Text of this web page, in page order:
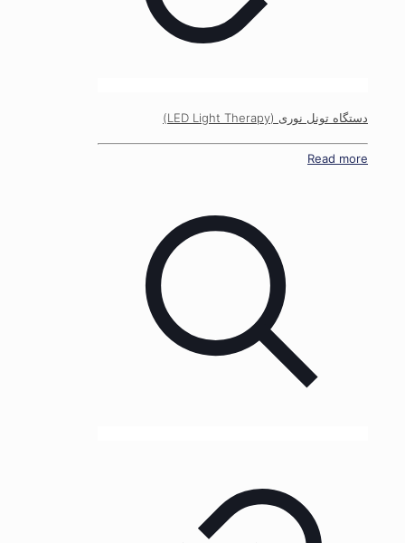
دستگاه تونل نوری (LED Light Therapy)
Read more